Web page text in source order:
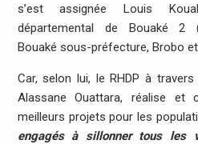
s’est assignée Louis
départemental de Bouaké 2
Bouaké sous-préfecture, Brobo
Car, selon lui, le RHDP à
Alassane Ouattara, réalise et
meilleurs projets pour les
engagés à sillonner tous les